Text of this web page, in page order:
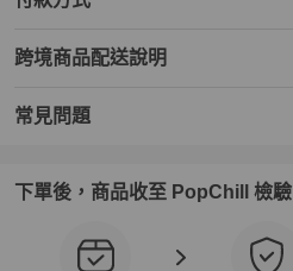
跨境商品配送說明
常見問題
下單後，商品收至 PopChill 檢驗